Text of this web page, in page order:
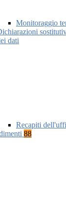
Monitoraggio
dati
Recapiti
88